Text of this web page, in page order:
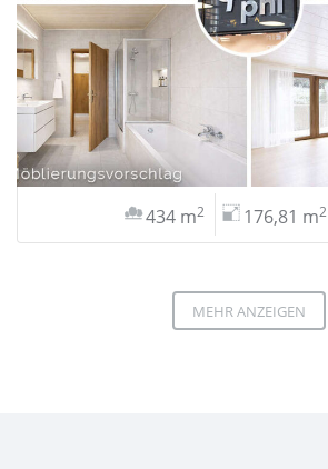
434 m2 176,81 m2
MEHR ANZEIGEN